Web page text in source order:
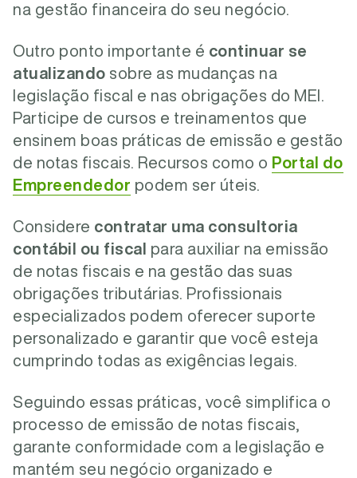
na gestão financeira do seu negócio.
Outro ponto importante é continuar se
atualizando sobre as mudanças na
legislação fiscal e nas obrigações do MEI.
Participe de cursos e treinamentos que
ensinem boas práticas de emissão e gestão
de notas fiscais. Recursos como o Portal do
Empreendedor podem ser úteis.
Considere contratar uma consultoria
contábil ou fiscal para auxiliar na emissão
de notas fiscais e na gestão das suas
obrigações tributárias. Profissionais
especializados podem oferecer suporte
personalizado e garantir que você esteja
cumprindo todas as exigências legais.
Seguindo essas práticas, você simplifica o
processo de emissão de notas fiscais,
garante conformidade com a legislação e
mantém seu negócio organizado e